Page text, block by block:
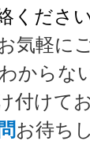
ください
気軽に
からな
付けて
お待ち